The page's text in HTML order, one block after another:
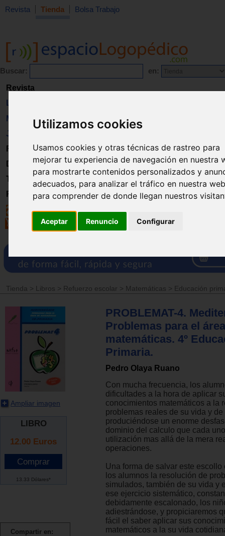
Utilizamos cookies
Usamos cookies y otras técnicas de rastreo para
mejorar tu experiencia de navegación en nuestra
para mostrarte contenidos personalizados y
adecuados, para analizar el tráfico en nuestra
para comprender de donde llegan nuestros
Aceptar Renuncio Configurar
Revista Tienda Bolsa Trabajo
Buscar: en:
Revista
Libros
Material
Juguetes
Formación
Directorio
Trabajo
Registro
Tienda > Libros > Refuerzo escolar > Matemáticas > Educación
Ampliar imagen
LIBRO
12.00 Euros
13.33 Dólares*
Compartir en:
PROBLEMAT-4.
Problemas para el
matemáticas. 4º
Primaria.
Pedro Olaya Ruano
Con mucha frecuencia, los
dificultades a la hora de aplicar
conocimientos matemáticos a la
problemas reales de su vida y de
produciéndose un enorme
dominio del calculo que cada
utilización mas allá de la mera
operaciones.
Una forma de salvar este escollo
los alumnos la resolución de
simulados, también de su vida y
ese ejercicio sistemático,
debidamente escalonado, los
adiestrándose, y propiciaremos
fácil el saber aplicar sus
matemáticos a la su vida